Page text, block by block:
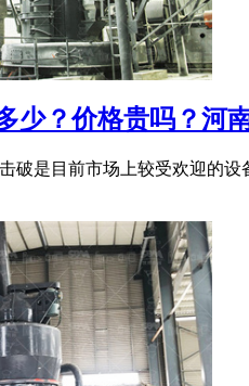
少？价格贵吗？河
破是目前市场上较受欢迎的